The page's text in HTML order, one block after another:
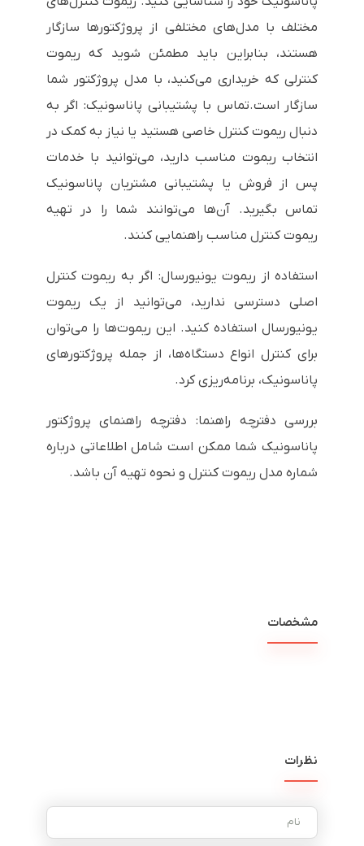
مختلف با مدل‌های مختلفی از پروژکتورها سازگار
هستند، بنابراین باید مطمئن شوید که ریموت
کنترلی که خریداری می‌کنید، با مدل پروژکتور شما
سازگار است.تماس با پشتیبانی پاناسونیک: اگر به
دنبال ریموت کنترل خاصی هستید یا نیاز به کمک در
انتخاب ریموت مناسب دارید، می‌توانید با خدمات
پس از فروش یا پشتیبانی مشتریان پاناسونیک
تماس بگیرید. آن‌ها می‌توانند شما را در تهیه
ریموت کنترل مناسب راهنمایی کنند.
استفاده از ریموت یونیورسال: اگر به ریموت کنترل
اصلی دسترسی ندارید، می‌توانید از یک ریموت
یونیورسال استفاده کنید. این ریموت‌ها را می‌توان
برای کنترل انواع دستگاه‌ها، از جمله پروژکتورهای
پاناسونیک، برنامه‌ریزی کرد.
بررسی دفترچه راهنما: دفترچه راهنمای پروژکتور
پاناسونیک شما ممکن است شامل اطلاعاتی درباره
شماره مدل ریموت کنترل و نحوه تهیه آن باشد.
مشخصات
نظرات